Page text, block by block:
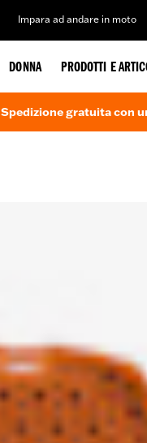
Impara ad andare in moto
DONNA PRODOTTI E
Spedizione gratuita con